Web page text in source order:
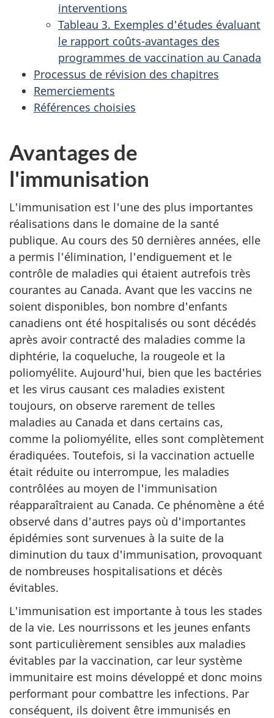
interventions
Tableau 3. Exemples d'études évaluant
le rapport coûts-avantages des
programmes de vaccination au Canada
Processus de révision des chapitres
Remerciements
Références choisies
Avantages de
l'immunisation
L'immunisation est l'une des plus importantes
réalisations dans le domaine de la santé
publique. Au cours des 50 dernières années, elle
a permis l'élimination, l'endiguement et le
contrôle de maladies qui étaient autrefois très
courantes au Canada. Avant que les vaccins ne
soient disponibles, bon nombre d'enfants
canadiens ont été hospitalisés ou sont décédés
après avoir contracté des maladies comme la
diphtérie, la coqueluche, la rougeole et la
poliomyélite. Aujourd'hui, bien que les bactéries
et les virus causant ces maladies existent
toujours, on observe rarement de telles
maladies au Canada et dans certains cas,
comme la poliomyélite, elles sont complètement
éradiquées. Toutefois, si la vaccination actuelle
était réduite ou interrompue, les maladies
contrôlées au moyen de l'immunisation
réapparaîtraient au Canada. Ce phénomène a été
observé dans d'autres pays où d'importantes
épidémies sont survenues à la suite de la
diminution du taux d'immunisation, provoquant
de nombreuses hospitalisations et décès
évitables.
L'immunisation est importante à tous les stades
de la vie. Les nourrissons et les jeunes enfants
sont particulièrement sensibles aux maladies
évitables par la vaccination, car leur système
immunitaire est moins développé et donc moins
performant pour combattre les infections. Par
conséquent, ils doivent être immunisés en